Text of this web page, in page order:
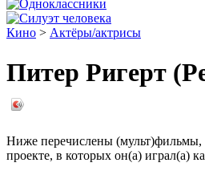
Кино > Актёры/актрисы
Питер Ригерт
Ниже перечислены
проекте, в которых он(а) играл(а)